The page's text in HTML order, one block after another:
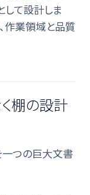
して設計しま
作業領域と品質
棚の設計
一つの巨大文書